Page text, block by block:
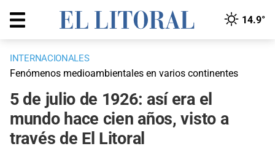
14.9°
INTERNACIONALES
Fenómenos medioambientales en varios continentes
5 de julio de 1926: así era el
mundo hace cien años, visto a
través de El Litoral